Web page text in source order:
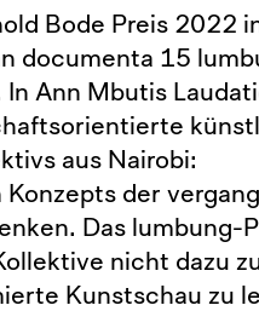
Bode Preis 2022
documenta 15
Ann Mbutis
aus Nairobi:
der
Das lumbung-
nicht dazu
Kunstschau zu